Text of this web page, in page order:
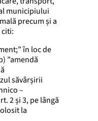
municipiului
precum și a
în loc de
”amendă
săvârșirii
–
2 și 3, pe lângă
la